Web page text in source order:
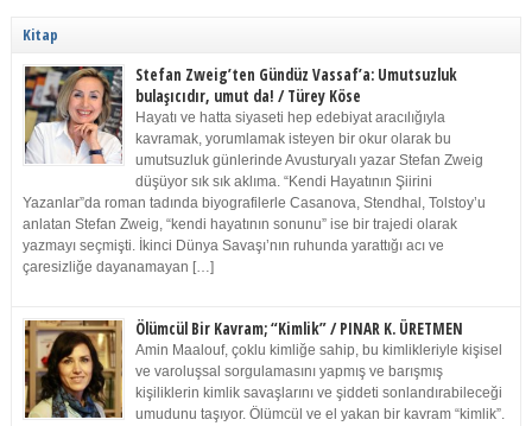
Kitap
Stefan Zweig’ten Gündüz Vassaf’a: Umutsuzluk
bulaşıcıdır, umut da! / Türey Köse
Hayatı ve hatta siyaseti hep edebiyat aracılığıyla
kavramak, yorumlamak isteyen bir okur olarak bu
umutsuzluk günlerinde Avusturyalı yazar Stefan Zweig
düşüyor sık sık aklıma. “Kendi Hayatının Şiirini
Yazanlar”da roman tadında biyografilerle Casanova, Stendhal, Tolstoy’u
anlatan Stefan Zweig, “kendi hayatının sonunu” ise bir trajedi olarak
yazmayı seçmişti. İkinci Dünya Savaşı’nın ruhunda yarattığı acı ve
çaresizliğe dayanamayan […]
Ölümcül Bir Kavram; “Kimlik” / PINAR K. ÜRETMEN
Amin Maalouf, çoklu kimliğe sahip, bu kimlikleriyle kişisel
ve varoluşsal sorgulamasını yapmış ve barışmış
kişiliklerin kimlik savaşlarını ve şiddeti sonlandırabileceği
umudunu taşıyor. Ölümcül ve el yakan bir kavram “kimlik”.